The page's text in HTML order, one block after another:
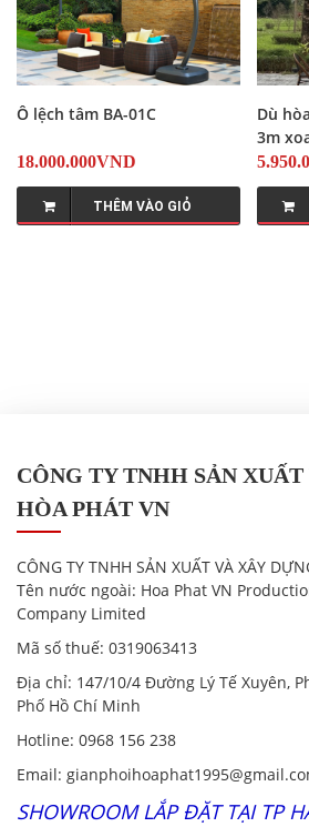
Ô lệch tâm BA-01C
18.000.000VND
THÊM VÀO GIỎ
Dù
3m
màu
CÔNG TY TNHH SẢN
HÒA PHÁT VN
CÔNG TY TNHH SẢN XUẤT VÀ XÂY
Tên nước ngoài: Hoa Phat VN
Company Limited
Mã số thuế: 0319063413
Địa chỉ: 147/10/4 Đường Lý Tế Xuyên,
Phố Hồ Chí Minh
Hotline: 0968 156 238
Email:
SHOWROOM LẮP ĐẶT TẠI TP